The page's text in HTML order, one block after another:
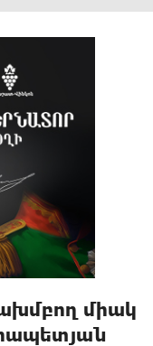
միակ